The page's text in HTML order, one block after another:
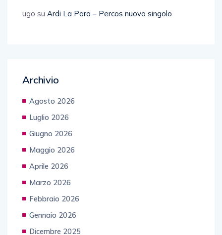
ugo su Ardi La Para – Percos nuovo singolo
Archivio
Agosto 2026
Luglio 2026
Giugno 2026
Maggio 2026
Aprile 2026
Marzo 2026
Febbraio 2026
Gennaio 2026
Dicembre 2025